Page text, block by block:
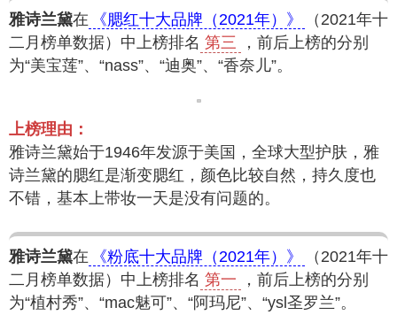
雅诗兰黛在 《腮红十大品牌（2021年）》
（2021年十
二月榜单数据）中上榜排名 第三
，前后上榜的分别
为“美宝莲”、“nass”、“迪奥”、“香奈儿”。
上榜理由：
雅诗兰黛始于1946年发源于美国，全球大型护肤，雅
诗兰黛的腮红是渐变腮红，颜色比较自然，持久度也
不错，基本上带妆一天是没有问题的。
雅诗兰黛在 《粉底十大品牌（2021年）》
（2021年十
二月榜单数据）中上榜排名 第一
，前后上榜的分别
为“植村秀”、“mac魅可”、“阿玛尼”、“ysl圣罗兰”。